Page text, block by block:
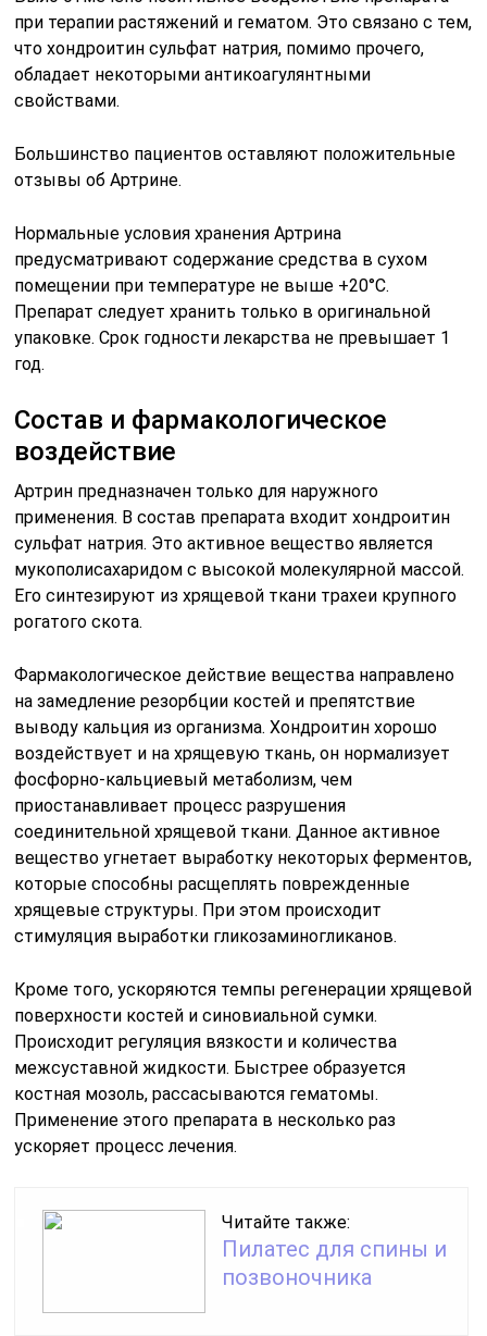
при терапии растяжений и гематом. Это связано с тем,
что хондроитин сульфат натрия, помимо прочего,
обладает некоторыми антикоагулянтными
свойствами.
Большинство пациентов оставляют положительные
отзывы об Артрине.
Нормальные условия хранения Артрина
предусматривают содержание средства в сухом
помещении при температуре не выше +20°С.
Препарат следует хранить только в оригинальной
упаковке. Срок годности лекарства не превышает 1
год.
Состав и фармакологическое
воздействие
Артрин предназначен только для наружного
применения. В состав препарата входит хондроитин
сульфат натрия. Это активное вещество является
мукополисахаридом с высокой молекулярной массой.
Его синтезируют из хрящевой ткани трахеи крупного
рогатого скота.
Фармакологическое действие вещества направлено
на замедление резорбции костей и препятствие
выводу кальция из организма. Хондроитин хорошо
воздействует и на хрящевую ткань, он нормализует
фосфорно-кальциевый метаболизм, чем
приостанавливает процесс разрушения
соединительной хрящевой ткани. Данное активное
вещество угнетает выработку некоторых ферментов,
которые способны расщеплять поврежденные
хрящевые структуры. При этом происходит
стимуляция выработки гликозаминогликанов.
Кроме того, ускоряются темпы регенерации хрящевой
поверхности костей и синовиальной сумки.
Происходит регуляция вязкости и количества
межсуставной жидкости. Быстрее образуется
костная мозоль, рассасываются гематомы.
Применение этого препарата в несколько раз
ускоряет процесс лечения.
Читайте также:
Пилатес для спины и
позвоночника